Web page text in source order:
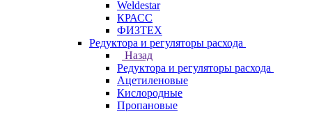
Weldestar
КРАСС
ФИЗТЕХ
Редуктора и регуляторы расхода
Назад
Редуктора и регуляторы расхода
Ацетиленовые
Кислородные
Пропановые